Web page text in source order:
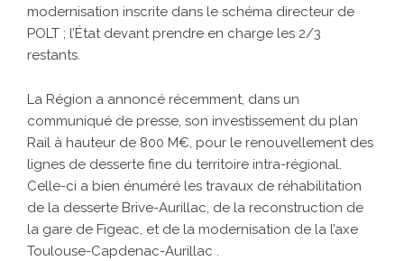
modernisation inscrite dans le schéma directeur de
POLT ; l’État devant prendre en charge les 2/3
restants.
La Région a annoncé récemment, dans un
communiqué de presse, son investissement du plan
Rail à hauteur de 800 M€, pour le renouvellement des
lignes de desserte fine du territoire intra-régional.
Celle-ci a bien énuméré les travaux de réhabilitation
de la desserte Brive-Aurillac, de la reconstruction de
la gare de Figeac, et de la modernisation de la l’axe
Toulouse-Capdenac-Aurillac .